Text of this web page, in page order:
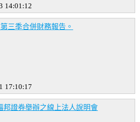
14:01:12
三季合併財務報告。
17:10:17
邦證券舉辦之線上法人說明會